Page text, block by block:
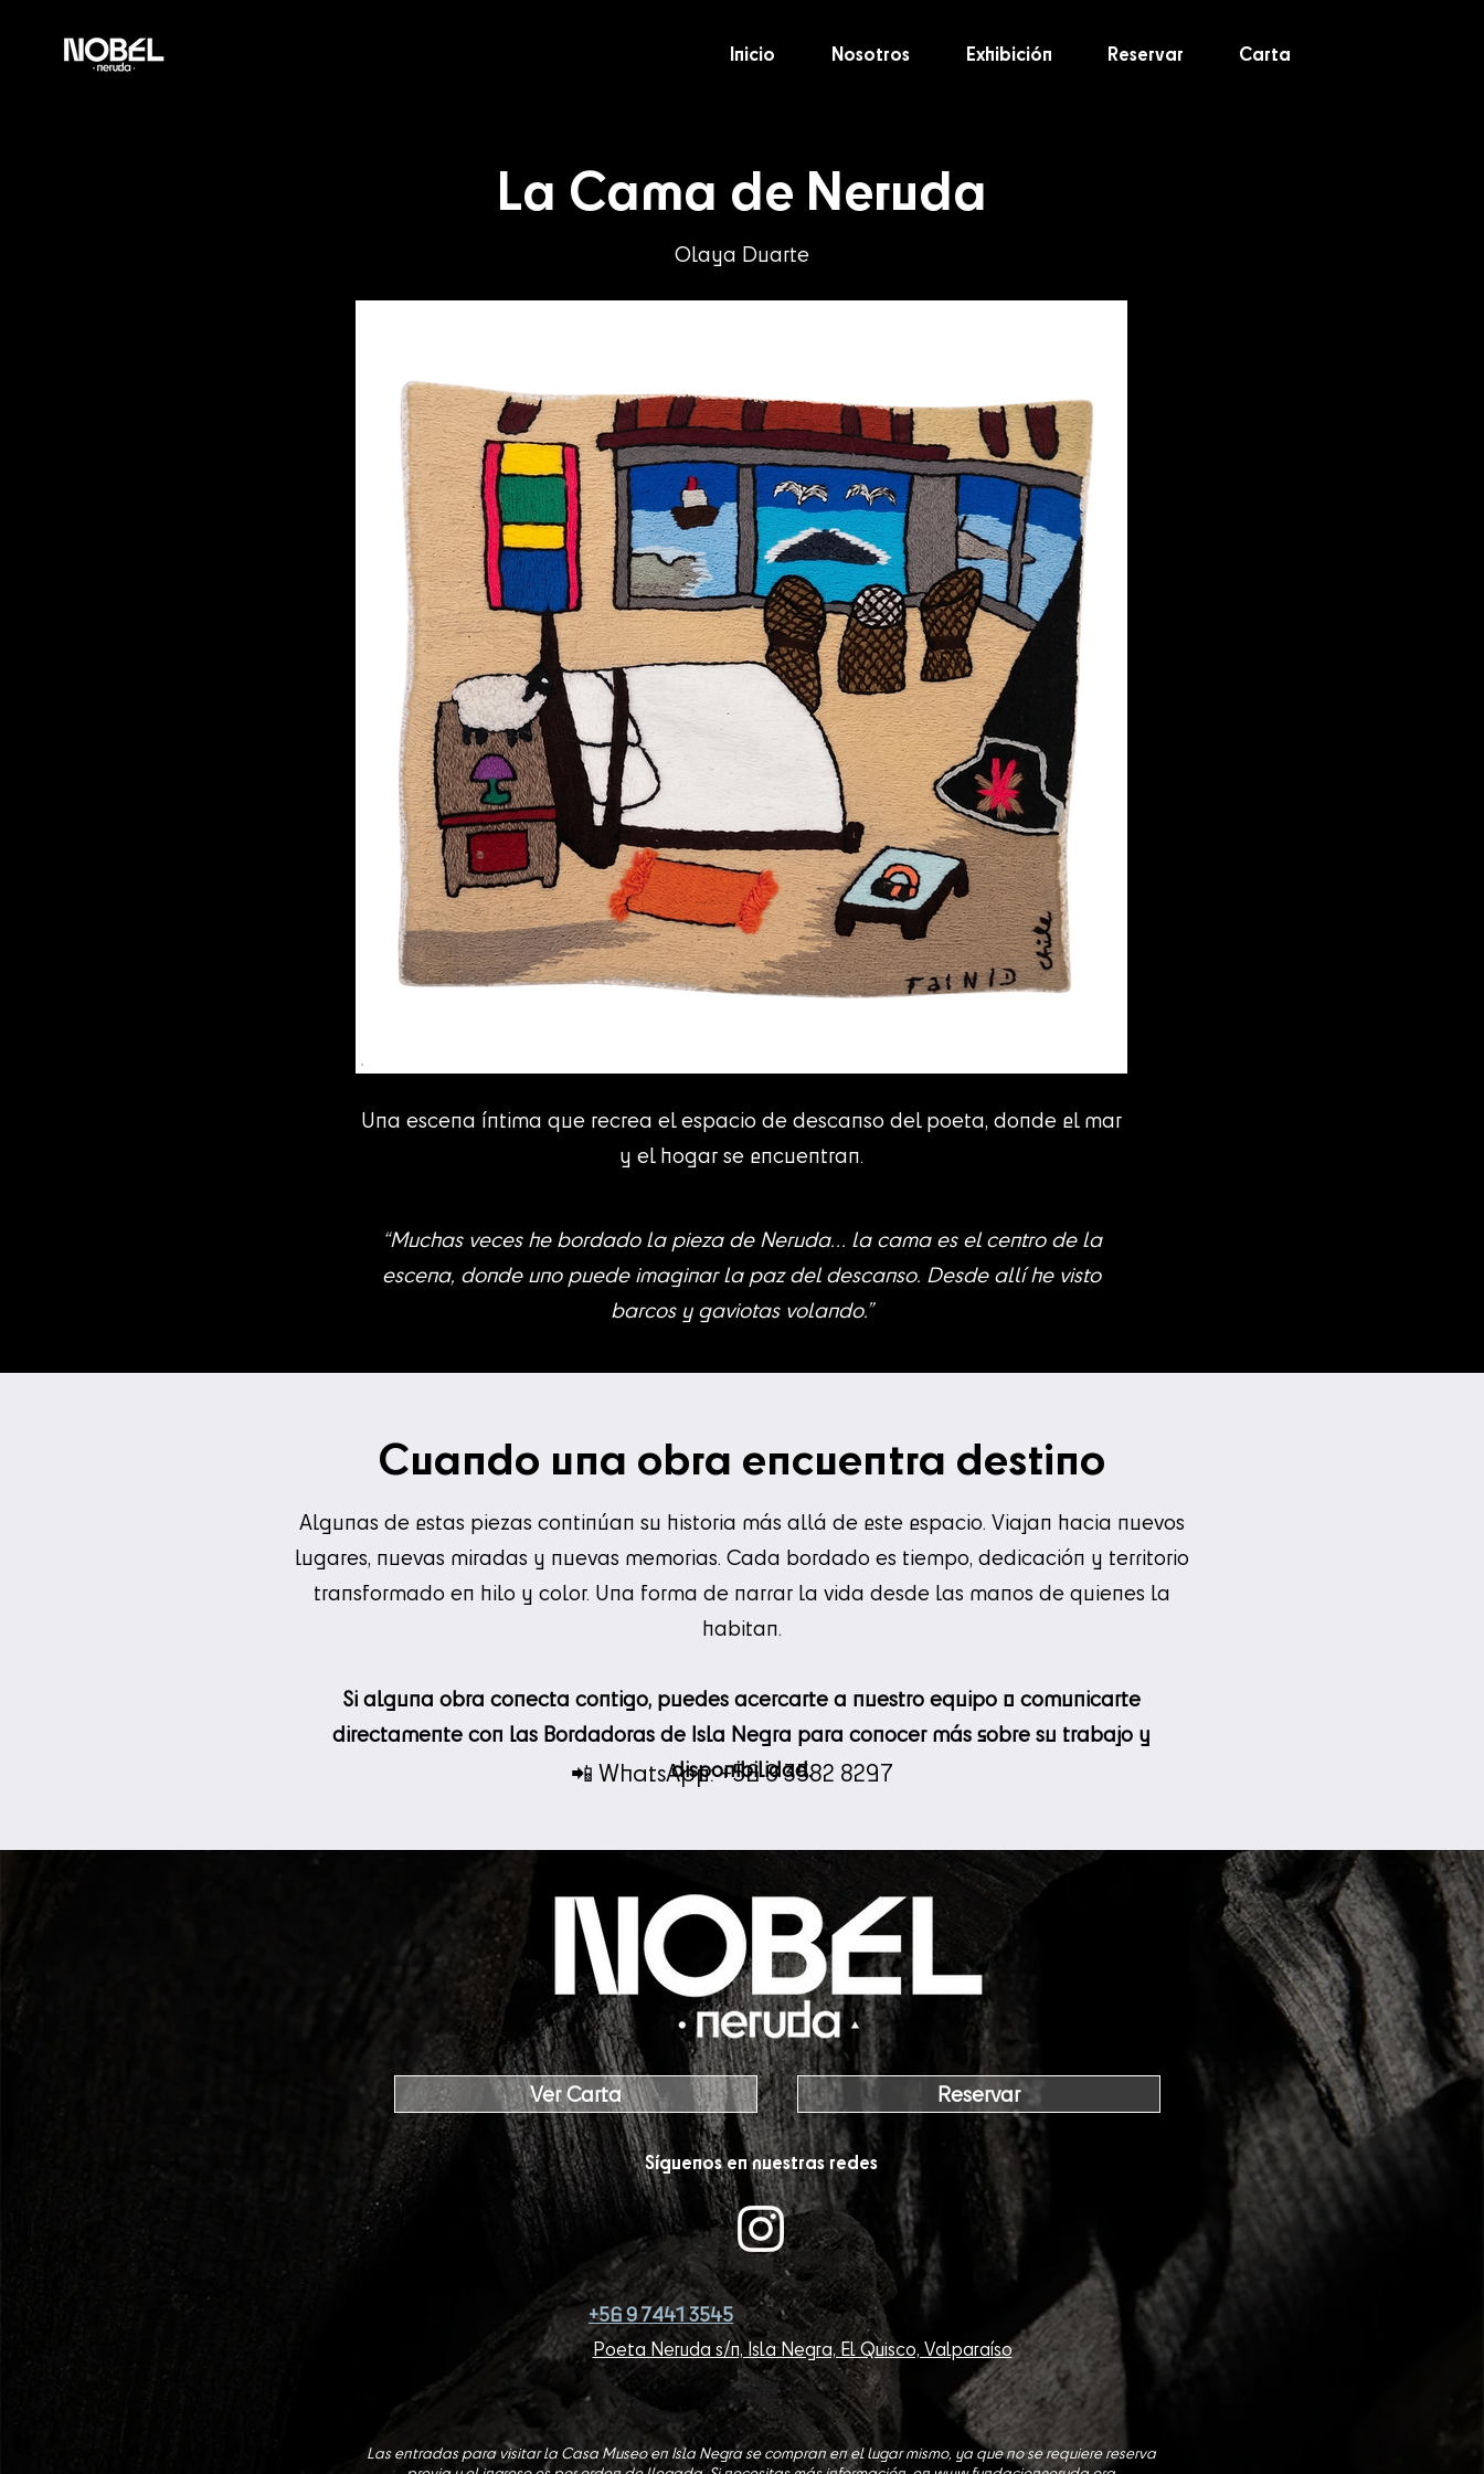
Inicio Nosotros Exhibición Reservar Carta
La Cama de Neruda
Olaya Duarte
Una escena íntima que recrea el espacio de descanso del poeta, donde el mar
y el hogar se encuentran.
“Muchas veces he bordado la pieza de Neruda… la cama es el centro de la
escena, donde uno puede imaginar la paz del descanso. Desde allí he visto
barcos y gaviotas volando.”
Cuando una obra encuentra destino
Algunas de estas piezas continúan su historia más allá de este espacio. Viajan hacia nuevos
lugares, nuevas miradas y nuevas memorias. Cada bordado es tiempo, dedicación y territorio
transformado en hilo y color. Una forma de narrar la vida desde las manos de quienes la
habitan.
Si alguna obra conecta contigo, puedes acercarte a nuestro equipo o comunicarte
directamente con las Bordadoras de Isla Negra para conocer más sobre su trabajo y
disponibilidad.
📲 WhatsApp: +56 9 3582 8297
Ver Carta Reservar
Síguenos en nuestras redes
+56 9 7441 3545
Poeta Neruda s/n, Isla Negra, El Quisco, Valparaíso
Las entradas para visitar la Casa Museo en Isla Negra se compran en el lugar mismo, ya que no se requiere reserva